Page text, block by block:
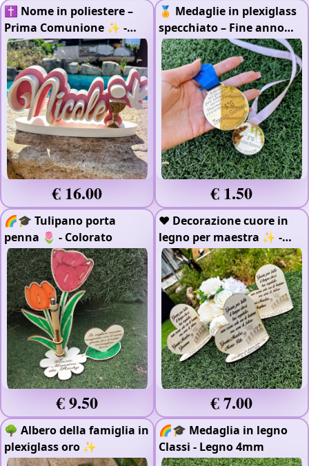
✝️ Nome in poliestere –
Prima Comunione ✨ -
Polistirolo e Gomma Eva
€ 16.00
🏅 Medaglie in plexiglass
specchiato – Fine anno
scolastico ✨- Plexiglass
Argento Specchiato-
Plexiglass Oro Specchiato
€ 1.50
🌈🎓 Tulipano porta
penna 🌷 - Colorato
€ 9.50
❤️ Decorazione cuore in
legno per maestra ✨ -
Legno 4mm
€ 7.00
🌳 Albero della famiglia in
plexiglass oro ✨
🌈🎓 Medaglia in legno
Classi - Legno 4mm